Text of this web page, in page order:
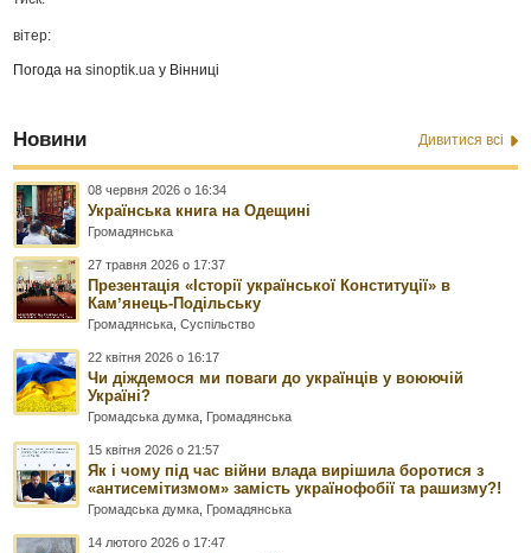
вітер:
Погода наsinoptik.ua у Вінниці
Новини Дивитися всі
08 червня 2026 о 16:34
Українська книга на Одещині
Громадянська
27 травня 2026 о 17:37
Презентація «Історії української Конституції» в
Камʼянець-Подільську
Громадянська ,Суспільство
22 квітня 2026 о 16:17
Чи діждемося ми поваги до українців у воюючій
Україні?
Громадська думка Громадянська
15 квітня 2026 о 21:57
Як і чому під час війни влада вирішила боротися з
«антисемітизмом» замість українофобії та рашизму?!
Громадська думка Громадянська
14 лютого 2026 о 17:47